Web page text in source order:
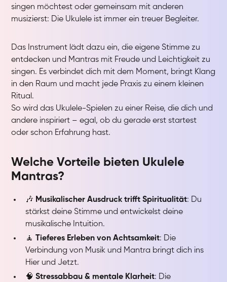
singen möchtest oder gemeinsam mit anderen
musizierst: Die Ukulele ist immer ein treuer Begleiter.
Das Instrument lädt dazu ein, die eigene Stimme zu
entdecken und Mantras mit Freude und Leichtigkeit zu
singen. Es verbindet dich mit dem Moment, bringt Klang
in den Raum und macht jede Praxis zu einem kleinen
Ritual.
So wird das Ukulele-Spielen zu einer Reise, die dich und
andere inspiriert – egal, ob du gerade erst startest
oder schon Erfahrung hast.
Welche Vorteile bieten Ukulele
Mantras?
🎶 Musikalischer Ausdruck trifft Spiritualität: Du
stärkst deine Stimme und entwickelst deine
musikalische Intuition.
🧘 Tieferes Erleben von Achtsamkeit: Die
Verbindung von Musik und Mantra bringt dich ins
Hier und Jetzt.
🧠Stressabbau & mentale Klarheit: Die